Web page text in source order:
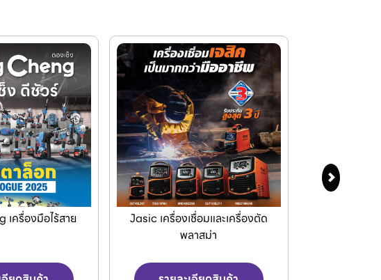
อมและเครื่องตัด
เครื่องPOLO เครื่องฉีดน้ำแรงดัน
สูงและเครื่องดูดฝุ่น